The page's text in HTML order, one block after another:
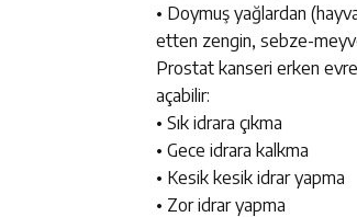
• Doymuş yağlardan
etten zengin, sebze-
Prostat kanseri erken
açabilir:
• Sık idrara çıkma
• Gece idrara kalkma
• Kesik kesik idrar yapma
• Zor idrar yapma